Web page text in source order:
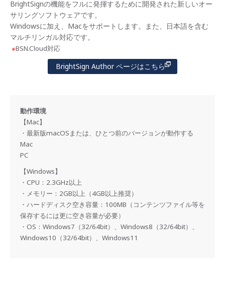
BrightSignの機能をフルに発揮するために開発された新しいオー
サリングソフトウェアです。
Windowsに加え、Macをサポートします。また、日本語を含む
マルチリンガル対応です。
※BSN.Cloud対応
BrightSign Author ページはこちら
動作環境
【Mac】
・最新版macOSまたは、ひとつ前のバージョンが動作する
Mac
PC
【Windows】
・CPU：2.3GHz以上
・メモリー：2GB以上（4GB以上推奨）
・ハードディスク空き容量：100MB（コンテンツファイル等を
保存するには更に空き容量が必要）
・OS：Windows7（32/64bit）、Windows8（32/64bit）、
Windows10（32/64bit）、Windows11